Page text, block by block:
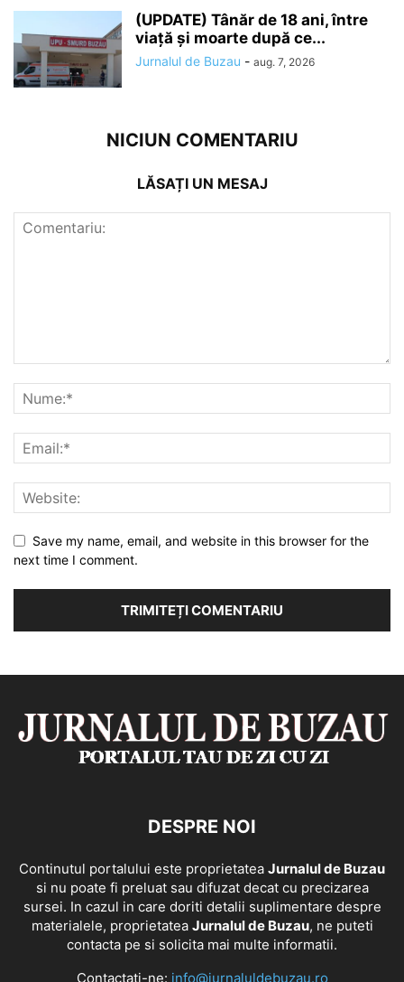
(UPDATE) Tânăr de 18 ani, între
viață și moarte după ce...
Jurnalul de Buzau - aug. 7, 2026
NICIUN COMENTARIU
LĂSAȚI UN MESAJ
Save my name, email, and website in this browser for the
next time I comment.
DESPRE NOI
Continutul portalului este proprietatea Jurnalul de Buzau
si nu poate fi preluat sau difuzat decat cu precizarea
sursei. In cazul in care doriti detalii suplimentare despre
materialele, proprietatea Jurnalul de Buzau, ne puteti
contacta pe si solicita mai multe informatii.
Contactați-ne: info@jurnaluldebuzau.ro